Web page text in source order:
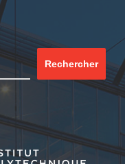
Rechercher